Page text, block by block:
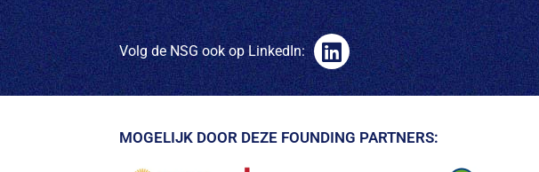
Volg de NSG ook op LinkedIn:
MOGELIJK DOOR DEZE FOUNDING PARTNERS: